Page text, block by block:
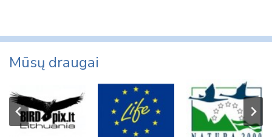
Mūsų draugai